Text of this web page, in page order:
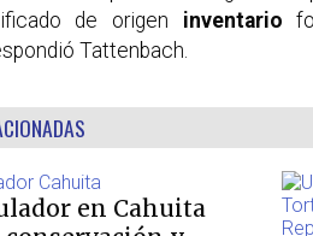
de origen inventario
Tattenbach.
en Cahuita